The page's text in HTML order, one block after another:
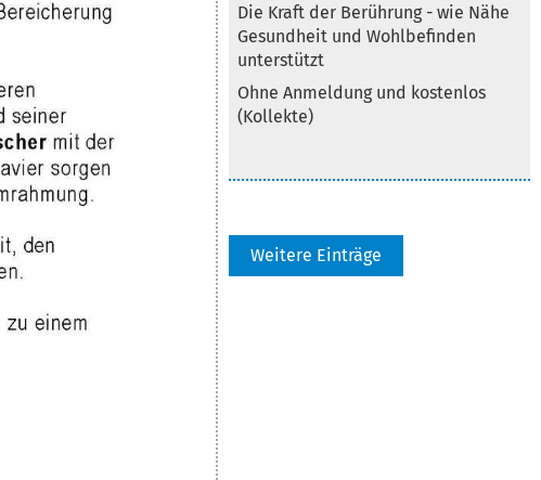
Die Kraft der Berührung - wie Nähe
Gesundheit und Wohlbefinden
unterstützt
Ohne Anmeldung und kostenlos
(Kollekte)
Weitere Einträge